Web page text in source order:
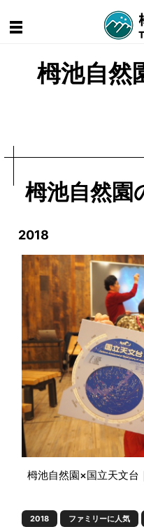
栂池自然
栂池自然園
2018
栂池自然園×国立天文台
2018 ファミリーに人気